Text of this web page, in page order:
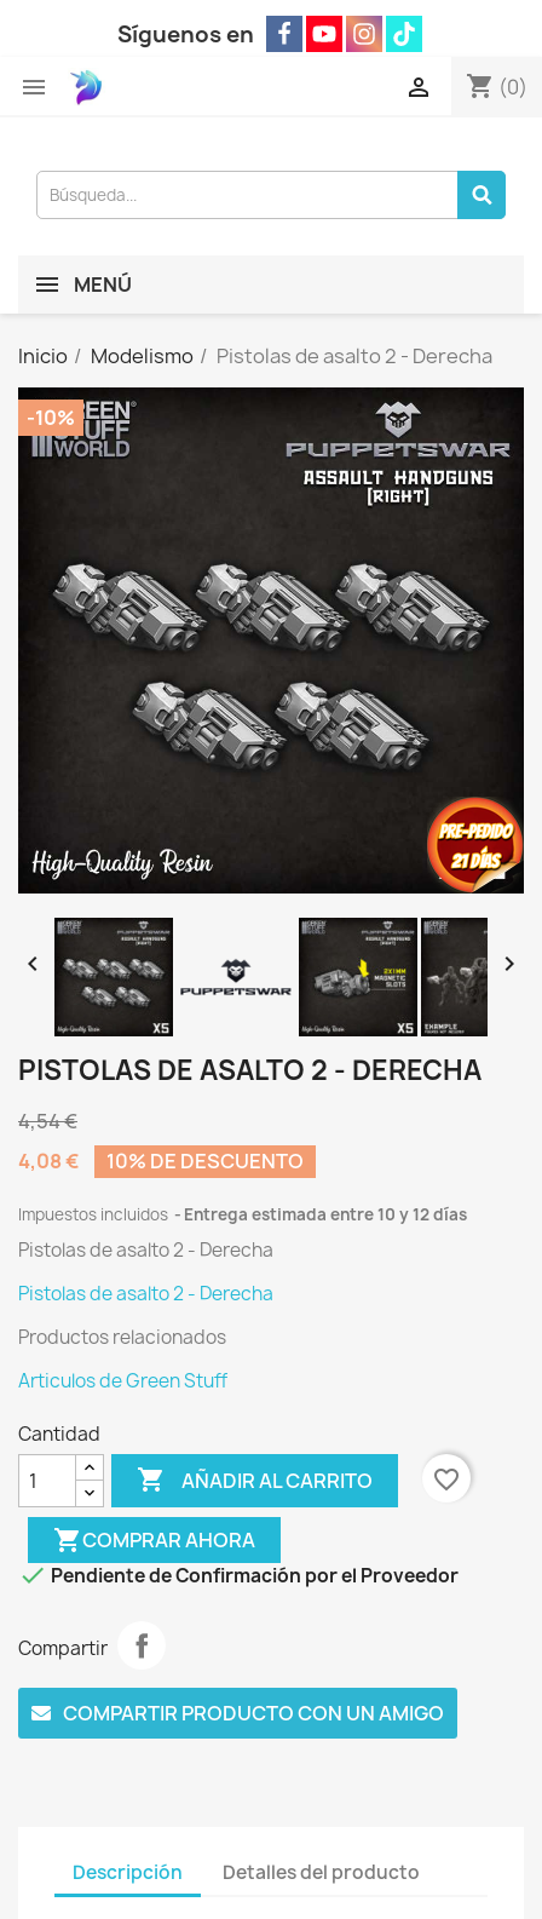
Síguenos en
 shopping_cart (0)

MENÚ
Inicio Modelismo Pistolas de asalto 2 - Derecha
-10%
 
PISTOLAS DE ASALTO 2 - DERECHA
4,54 €
4,08 €
10% DE DESCUENTO
Impuestos incluidos Entrega estimada entre 10 y 12 días
Pistolas de asalto 2 - Derecha
Pistolas de asalto 2 - Derecha
Productos relacionados
Articulos de Green Stuff
Cantidad
 AÑADIR AL CARRITO favorite_border
shopping_cartCOMPRAR AHORA
 Pendiente de Confirmación por el Proveedor
Compartir
COMPARTIR PRODUCTO CON UN AMIGO
Descripción Detalles del producto